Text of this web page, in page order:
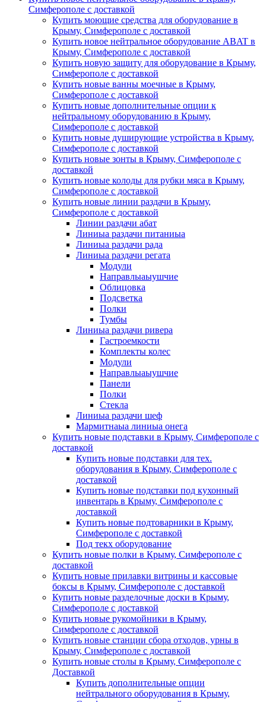
Симферополе с доставкой
Купить моющие средства для оборудование в
Крыму, Симферополе с доставкой
Купить новое нейтральное оборудование ABAT в
Крыму, Симферополе с доставкой
Купить новую защиту для оборудование в Крыму,
Симферополе с доставкой
Купить новые ванны моечные в Крыму,
Симферополе с доставкой
Купить новые дополнительные опции к
нейтральному оборудованию в Крыму,
Симферополе с доставкой
Купить новые душирующие устройства в Крыму,
Симферополе с доставкой
Купить новые зонты в Крыму, Симферополе с
доставкой
Купить новые колоды для рубки мяса в Крыму,
Симферополе с доставкой
Купить новые линии раздачи в Крыму,
Симферополе с доставкой
Линии раздачи абат
Линиыа раздачи питаниыа
Линиыа раздачи рада
Линиыа раздачи регата
Модули
Направлыаыушчие
Облицовка
Подсветка
Полки
Тумбы
Линиыа раздачи ривера
Гастроемкости
Комплекты колес
Модули
Направлыаыушчие
Панели
Полки
Стекла
Линиыа раздачи шеф
Мармитнаыа линиыа онега
Купить новые подставки в Крыму, Симферополе с
доставкой
Купить новые подставки для тех.
оборудования в Крыму, Симферополе с
доставкой
Купить новые подставки под кухонный
инвентарь в Крыму, Симферополе с
доставкой
Купить новые подтоварники в Крыму,
Симферополе с доставкой
Под текх оборудование
Купить новые полки в Крыму, Симферополе с
доставкой
Купить новые прилавки витрины и кассовые
боксы в Крыму, Симферополе с доставкой
Купить новые разделочные доски в Крыму,
Симферополе с доставкой
Купить новые рукомойники в Крыму,
Симферополе с доставкой
Купить новые станции сбора отходов, урны в
Крыму, Симферополе с доставкой
Купить новые столы в Крыму, Симферополе с
Доставкой
Купить дополнительные опции
нейтрального оборудования в Крыму,